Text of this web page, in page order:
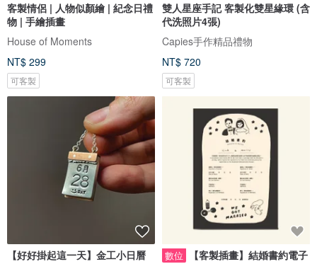
客製情侶 | 人物似顏繪 | 紀念日禮
物 | 手繪插畫
House of Moments
NT$ 299
可客製
雙人星座手記 客製化雙星緣環 (含
代洗照片4張)
Capies手作精品禮物
NT$ 720
可客製
【好好掛起這一天】金工小日曆 數位
【客製插畫】結婚書約電子